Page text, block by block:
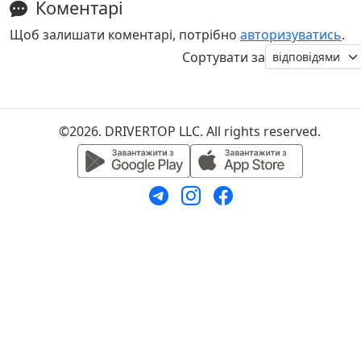
Коментарі
Щоб залишати коментарі, потрібно авторизуватись.
Сортувати за
©2026. DRIVERTOP LLC. All rights reserved.